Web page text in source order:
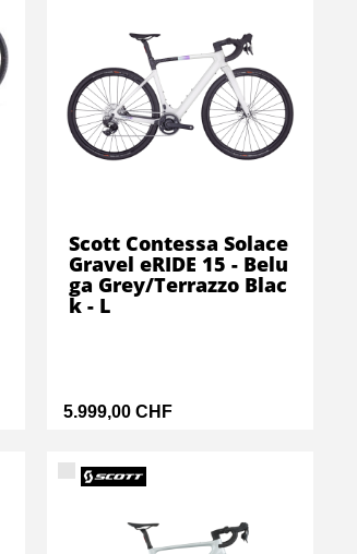
5.999,00 CHF
Scott Contessa Solace
Gravel eRIDE 15 - Belu
ga Grey/Terrazzo Blac
k - L